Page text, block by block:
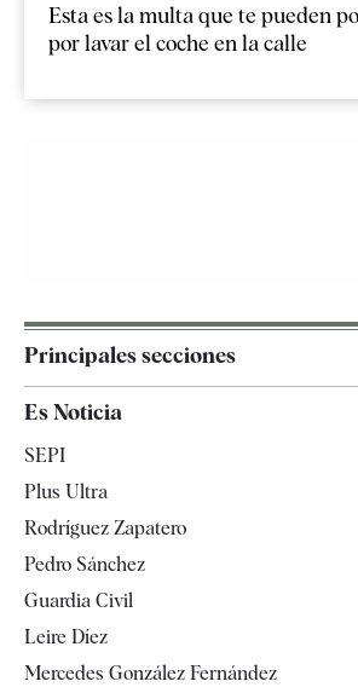
Esta es la multa que te pueden
por lavar el coche en la calle
Principales secciones
España
Televisión
Es Noticia
SEPI
Plus Ultra
Rodríguez Zapatero
Pedro Sánchez
Guardia Civil
Leire Díez
Mercedes González Fernández